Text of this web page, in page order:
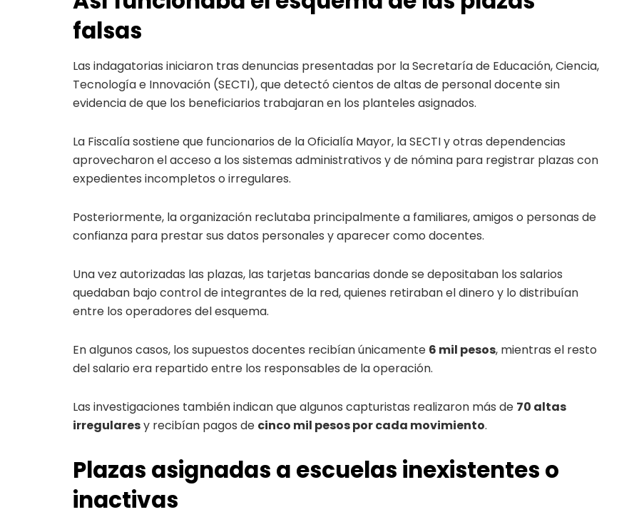
falsas
Las indagatorias iniciaron tras denuncias presentadas por la Secretaría de Educación, Ciencia,
Tecnología e Innovación (SECTI), que detectó cientos de altas de personal docente sin
evidencia de que los beneficiarios trabajaran en los planteles asignados.
La Fiscalía sostiene que funcionarios de la Oficialía Mayor, la SECTI y otras dependencias
aprovecharon el acceso a los sistemas administrativos y de nómina para registrar plazas con
expedientes incompletos o irregulares.
Posteriormente, la organización reclutaba principalmente a familiares, amigos o personas de
confianza para prestar sus datos personales y aparecer como docentes.
Una vez autorizadas las plazas, las tarjetas bancarias donde se depositaban los salarios
quedaban bajo control de integrantes de la red, quienes retiraban el dinero y lo distribuían
entre los operadores del esquema.
En algunos casos, los supuestos docentes recibían únicamente 6 mil pesos, mientras el resto
del salario era repartido entre los responsables de la operación.
Las investigaciones también indican que algunos capturistas realizaron más de 70 altas
irregularesy recibían pagos de cinco mil pesos por cada movimiento.
Plazas asignadas a escuelas inexistentes o
inactivas